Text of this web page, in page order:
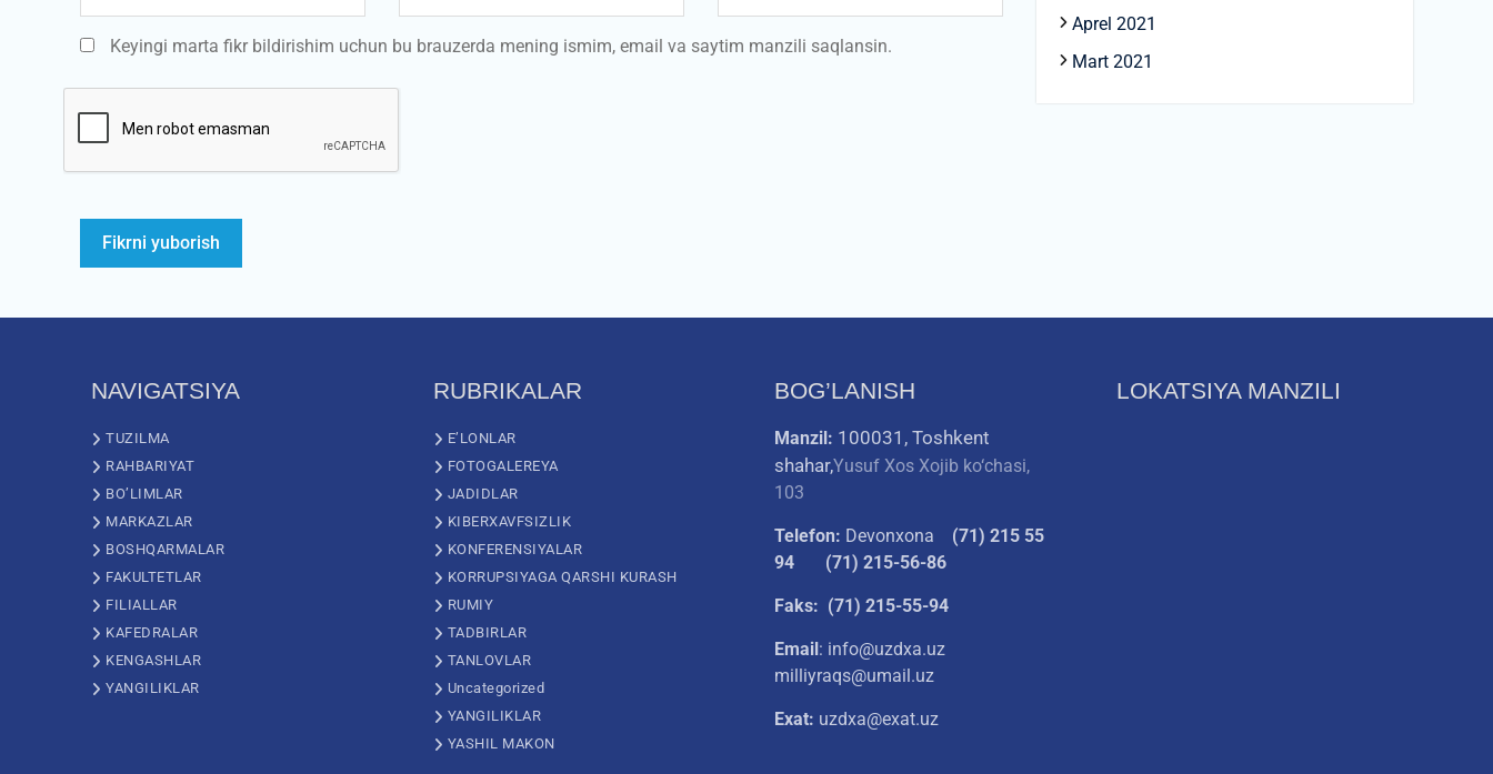
Keyingi marta fikr bildirishim uchun bu brauzerda mening ismim, email va saytim manzili saqlansin.
Aprel 2021
Mart 2021
NAVIGATSIYA
TUZILMA
RAHBARIYAT
BO’LIMLAR
MARKAZLAR
BOSHQARMALAR
FAKULTETLAR
FILIALLAR
KAFEDRALAR
KENGASHLAR
YANGILIKLAR
RUBRIKALAR
E’LONLAR
FOTOGALEREYA
JADIDLAR
KIBERXAVFSIZLIK
KONFERENSIYALAR
KORRUPSIYAGA QARSHI KURASH
RUMIY
TADBIRLAR
TANLOVLAR
Uncategorized
YANGILIKLAR
YASHIL MAKON
BOG’LANISH
Manzil: 100031, Toshkent
shahar,Yusuf Xos Xojib ko‘chasi,
103
Telefon: Devonxona (71) 215 55
94
(71) 215-56-86
Faks: (71) 215-55-94
Email : info@uzdxa.uz
milliyraqs@umail.uz
Exat: uzdxa@exat.uz
LOKATSIYA MANZILI